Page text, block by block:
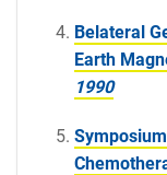
Belateral
Earth
1990